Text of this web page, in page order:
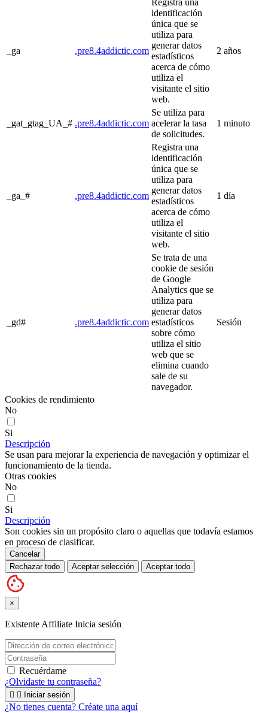
_ga .pre8.4addictic.com
Registra una
identificación
única que se
utiliza para
generar datos
estadísticos
acerca de cómo
utiliza el
visitante el sitio
web.
2 años
_gat_gtag_UA_# .pre8.4addictic.com
Se utiliza para
acelerar la tasa
de solicitudes.
1 minuto
_ga_# .pre8.4addictic.com
Registra una
identificación
única que se
utiliza para
generar datos
estadísticos
acerca de cómo
utiliza el
visitante el sitio
web.
1 día
_gd# .pre8.4addictic.com
Se trata de una
cookie de sesión
de Google
Analytics que se
utiliza para
generar datos
estadísticos
sobre cómo
utiliza el sitio
web que se
elimina cuando
sale de su
navegador.
Sesión
Cookies de rendimiento
No
Si
Descripción
Se usan para mejorar la experiencia de navegación y optimizar el
funcionamiento de la tienda.
Otras cookies
No
Si
Descripción
Son cookies sin un propósito claro o aquellas que todavía estamos
en proceso de clasificar.
Cancelar
Rechazar todo
Aceptar selección Aceptar todo
×
Existente Affiliate Inicia sesión
Recuérdame
¿Olvidaste tu contraseña?
  Iniciar sesión
¿No tienes cuenta? Créate una aquí